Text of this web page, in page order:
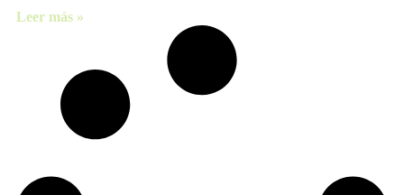
Leer más »